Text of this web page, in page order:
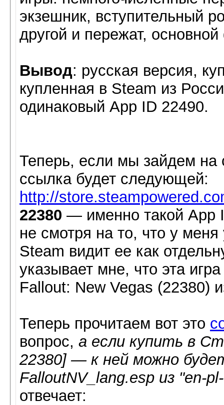
экзешник, вступительный
другой и пережат,
Вывод: русская версия,
купленная в Steam из
одинаковый App ID 22490.
Теперь, если мы зайдем на
ссылка будет следующей:
http://
22380 — именно такой App
не смотря на то, что у
Steam видит ее как
указывает мне, что эта
Fallout: New Vegas (22380)
Теперь прочитаем вот это
вопрос, а если купить в
22380] — к ней можно
FalloutNV_lang.esp из "en-
отвечает: